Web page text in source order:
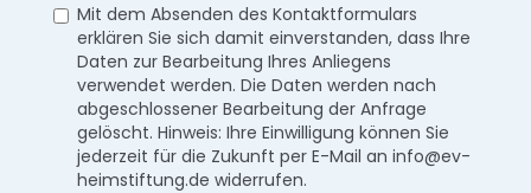
Mit dem Absenden des Kontaktformulars
erklären Sie sich damit einverstanden, dass Ihre
Daten zur Bearbeitung Ihres Anliegens
verwendet werden. Die Daten werden nach
abgeschlossener Bearbeitung der Anfrage
gelöscht. Hinweis: Ihre Einwilligung können Sie
jederzeit für die Zukunft per E-Mail an info@ev-
heimstiftung.de widerrufen.